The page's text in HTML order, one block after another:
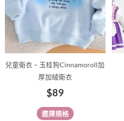
兒童衛衣 – 玉桂狗Cinnamoroll加
厚加絨衛衣
$89
選擇規格
式。
可
產
頁
面
選
擇
選